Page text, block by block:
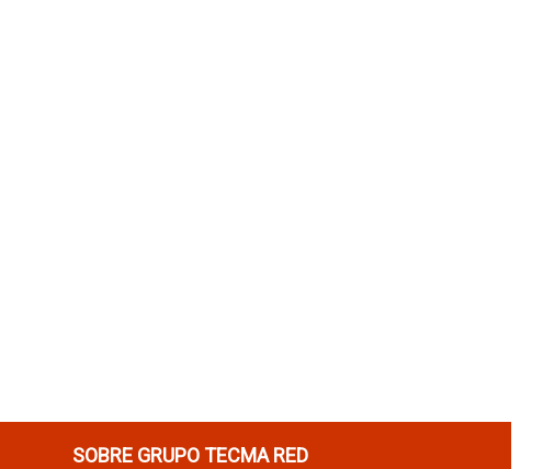
SOBRE GRUPO TECMA RED